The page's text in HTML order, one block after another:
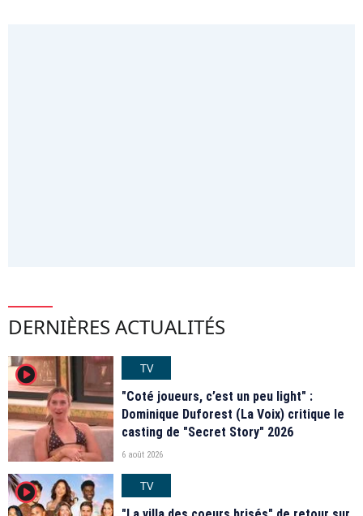
DERNIÈRES ACTUALITÉS
player2
TV
"Coté joueurs, c’est un peu light" :
Dominique Duforest (La Voix) critique le
casting de "Secret Story" 2026
6 août 2026
player2
TV